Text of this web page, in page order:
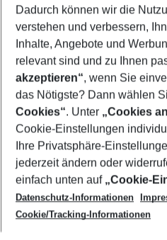
Mehr Filter
Footer
Footer navigation
Über uns
AGB
Cookie-Einstellungen ändern
Cookie-Richtlinie
Datenschutz
Service & Hilfe
Barrierefreies Reisen
Check-in
Folgen Sie uns
Dadurch können wir die
verstehen und verbessern,
Inhalte, Angebote und
relevant sind und zu Ihnen
akzeptieren“, wenn Sie
das Nötigste? Dann wählen
Cookies“. Unter „Cookies
Cookie-Einstellungen
Ihre Privatsphäre-
jederzeit ändern oder
einfach unten auf „Cookie-
Datenschutz-Informationen
Cookie/Tracking-Informationen